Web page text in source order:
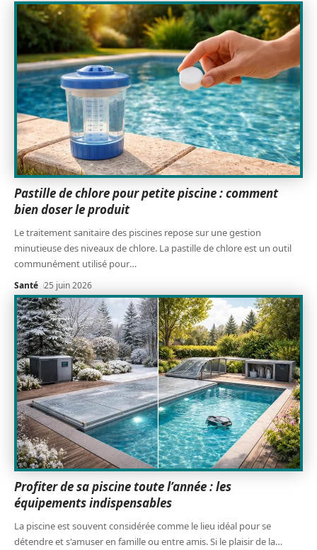
Pastille de chlore pour petite piscine : comment
bien doser le produit
Le traitement sanitaire des piscines repose sur une gestion
minutieuse des niveaux de chlore. La pastille de chlore est un outil
communément utilisé pour…
Santé 25 juin 2026
Profiter de sa piscine toute l’année : les
équipements indispensables
La piscine est souvent considérée comme le lieu idéal pour se
détendre et s'amuser en famille ou entre amis. Si le plaisir de la…